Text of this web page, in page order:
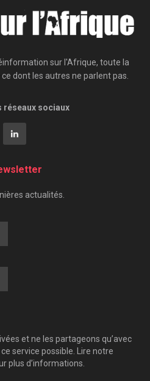
sur l'Afrique, toute la
dont les autres ne parlent pas.
réseaux sociaux
actualités.
et ne les partageons qu’avec
service possible. Lire notre
plus d’informations.